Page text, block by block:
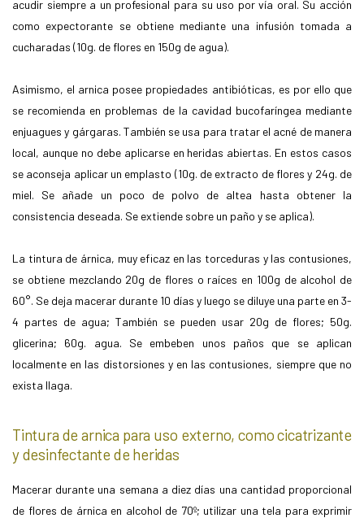
acudir siempre a un profesional para su uso por vía oral. Su acción
como expectorante se obtiene mediante una infusión tomada a
cucharadas (10g. de flores en 150g de agua).
Asimismo, el arnica posee propiedades antibióticas, es por ello que
se recomienda en problemas de la cavidad bucofaríngea mediante
enjuagues y gárgaras. También se usa para tratar el acné de manera
local, aunque no debe aplicarse en heridas abiertas. En estos casos
se aconseja aplicar un emplasto (10g. de extracto de flores y 24g. de
miel. Se añade un poco de polvo de altea hasta obtener la
consistencia deseada. Se extiende sobre un paño y se aplica).
La tintura de árnica, muy eficaz en las torceduras y las contusiones,
se obtiene mezclando 20g de flores o raíces en 100g de alcohol de
60°. Se deja macerar durante 10 días y luego se diluye una parte en 3-
4 partes de agua; También se pueden usar 20g de flores; 50g.
glicerina; 60g. agua. Se embeben unos paños que se aplican
localmente en las distorsiones y en las contusiones, siempre que no
exista llaga.
Tintura de arnica para uso externo, como cicatrizante
y desinfectante de heridas
Macerar durante una semana a diez días una cantidad proporcional
de flores de árnica en alcohol de 70º; utilizar una tela para exprimir